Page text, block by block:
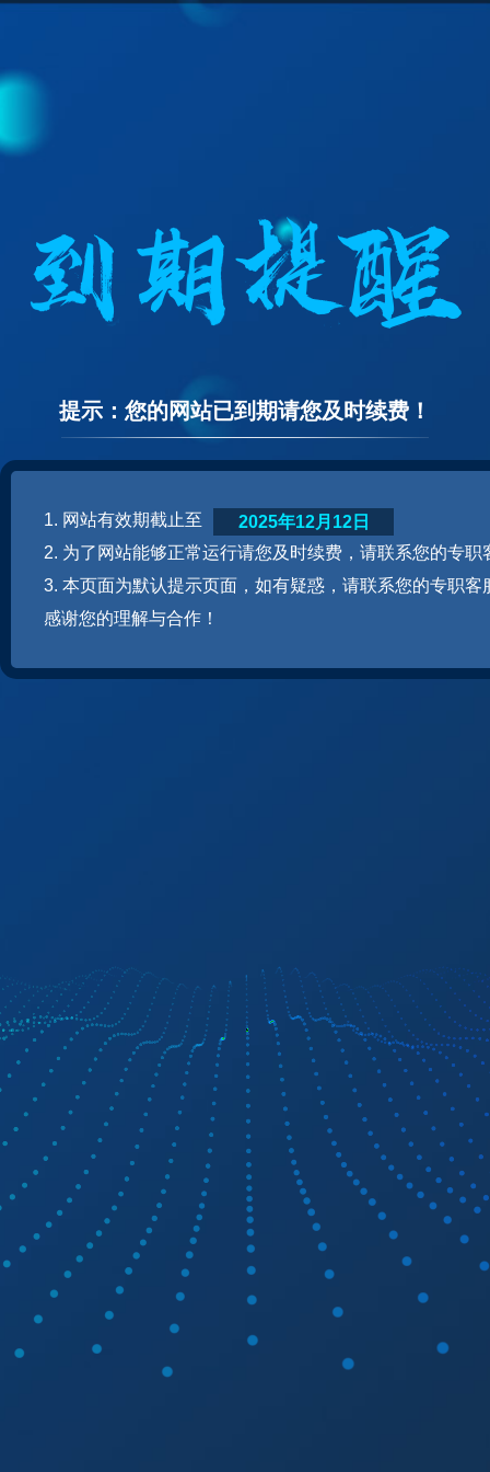
提示：您的网站已到期请您及时续费！
1. 网站有效期截止至
2. 为了网站能够正常运行请您及时续费，请联系您的专职
3. 本页面为默认提示页面，如有疑惑，请联系您的专职客
感谢您的理解与合作！
2025年12月12日